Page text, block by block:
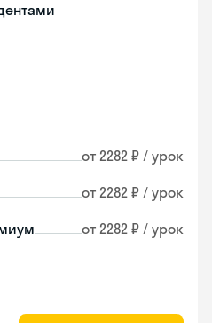
от 2282 ₽ / урок
от 2282 ₽ / урок
от 2282 ₽ / урок